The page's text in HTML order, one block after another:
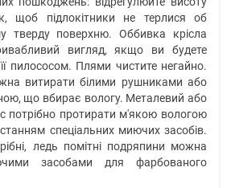
щоб підлокітники не терлися об
тверду поверхню. Оббивка крісла
вигляд, якщо ви будете
пилососом. Плями чистите негайно.
витирати білими рушниками або
що вбирає вологу. Металевий або
потрібно протирати м'якою вологою
спеціальних миючих засобів.
ледь помітні подряпини можна
засобами для фарбованого